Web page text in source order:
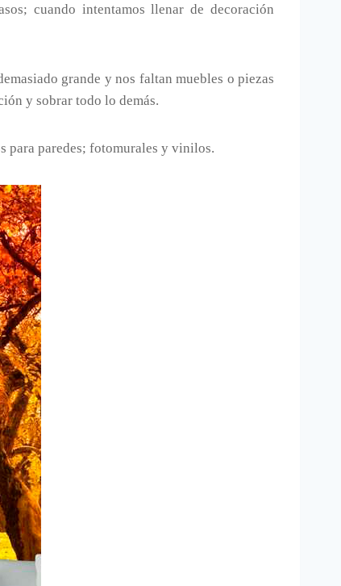
cuando intentamos llenar de decoración
grande y nos faltan muebles o piezas
y sobrar todo lo demás.
para paredes; fotomurales y vinilos.